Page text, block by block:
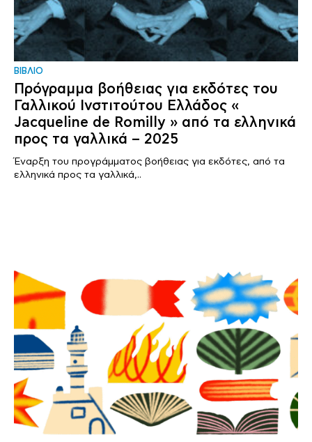
ΒΙΒΛΙΟ
Πρόγραμμα βοήθειας για εκδότες του
Γαλλικού Ινστιτούτου Ελλάδος «
Jacqueline de Romilly » από τα ελληνικά
προς τα γαλλικά – 2025
Έναρξη του προγράμματος βοήθειας για εκδότες, από τα
ελληνικά προς τα γαλλικά,..